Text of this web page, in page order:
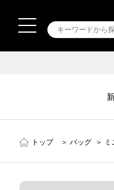
トップ ＞ バッグ ＞